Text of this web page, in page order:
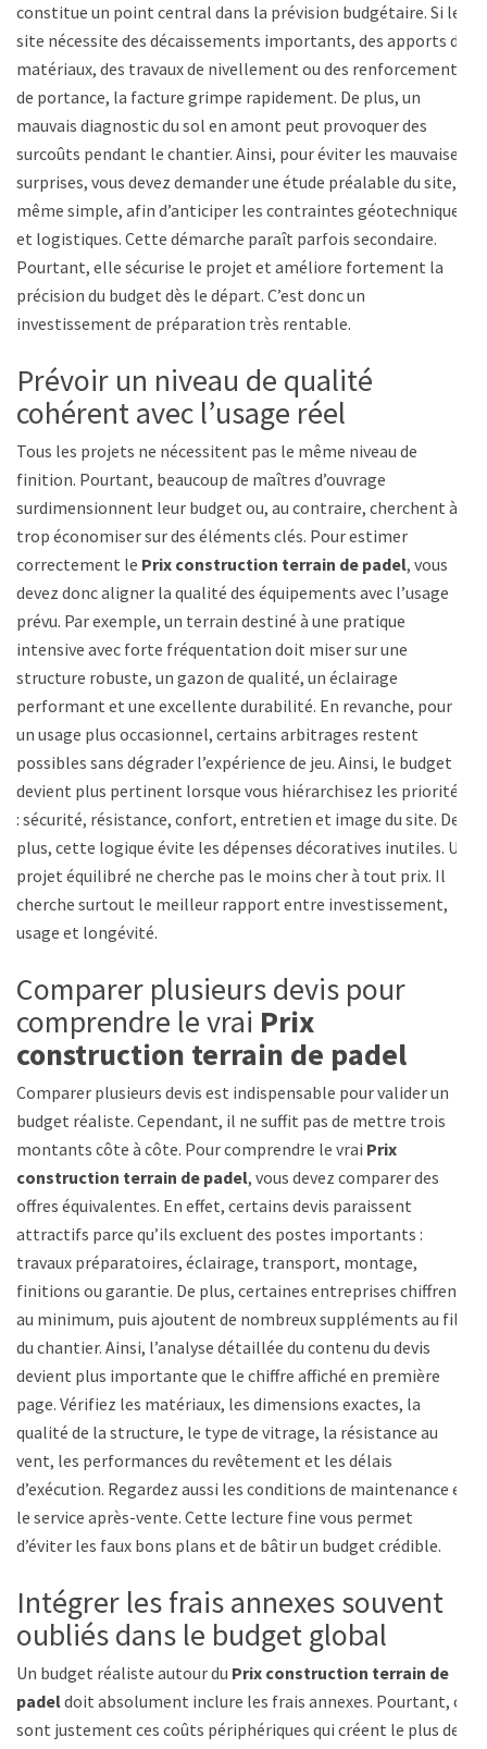
constitue un point central dans la prévision budgétaire. Si le
site nécessite des décaissements importants, des apports de
matériaux, des travaux de nivellement ou des renforcements
de portance, la facture grimpe rapidement. De plus, un
mauvais diagnostic du sol en amont peut provoquer des
surcoûts pendant le chantier. Ainsi, pour éviter les mauvaises
surprises, vous devez demander une étude préalable du site,
même simple, afin d’anticiper les contraintes géotechniques
et logistiques. Cette démarche paraît parfois secondaire.
Pourtant, elle sécurise le projet et améliore fortement la
précision du budget dès le départ. C’est donc un
investissement de préparation très rentable.
Prévoir un niveau de qualité
cohérent avec l’usage réel
Tous les projets ne nécessitent pas le même niveau de
finition. Pourtant, beaucoup de maîtres d’ouvrage
surdimensionnent leur budget ou, au contraire, cherchent à
trop économiser sur des éléments clés. Pour estimer
correctement le Prix construction terrain de padel, vous
devez donc aligner la qualité des équipements avec l’usage
prévu. Par exemple, un terrain destiné à une pratique
intensive avec forte fréquentation doit miser sur une
structure robuste, un gazon de qualité, un éclairage
performant et une excellente durabilité. En revanche, pour
un usage plus occasionnel, certains arbitrages restent
possibles sans dégrader l’expérience de jeu. Ainsi, le budget
devient plus pertinent lorsque vous hiérarchisez les priorités
: sécurité, résistance, confort, entretien et image du site. De
plus, cette logique évite les dépenses décoratives inutiles. Un
projet équilibré ne cherche pas le moins cher à tout prix. Il
cherche surtout le meilleur rapport entre investissement,
usage et longévité.
Comparer plusieurs devis pour
comprendre le vrai Prix
construction terrain de padel
Comparer plusieurs devis est indispensable pour valider un
budget réaliste. Cependant, il ne suffit pas de mettre trois
montants côte à côte. Pour comprendre le vrai Prix
construction terrain de padel, vous devez comparer des
offres équivalentes. En effet, certains devis paraissent
attractifs parce qu’ils excluent des postes importants :
travaux préparatoires, éclairage, transport, montage,
finitions ou garantie. De plus, certaines entreprises chiffrent
au minimum, puis ajoutent de nombreux suppléments au fil
du chantier. Ainsi, l’analyse détaillée du contenu du devis
devient plus importante que le chiffre affiché en première
page. Vérifiez les matériaux, les dimensions exactes, la
qualité de la structure, le type de vitrage, la résistance au
vent, les performances du revêtement et les délais
d’exécution. Regardez aussi les conditions de maintenance et
le service après-vente. Cette lecture fine vous permet
d’éviter les faux bons plans et de bâtir un budget crédible.
Intégrer les frais annexes souvent
oubliés dans le budget global
Un budget réaliste autour du Prix construction terrain de
padeldoit absolument inclure les frais annexes. Pourtant, ce
sont justement ces coûts périphériques qui créent le plus de